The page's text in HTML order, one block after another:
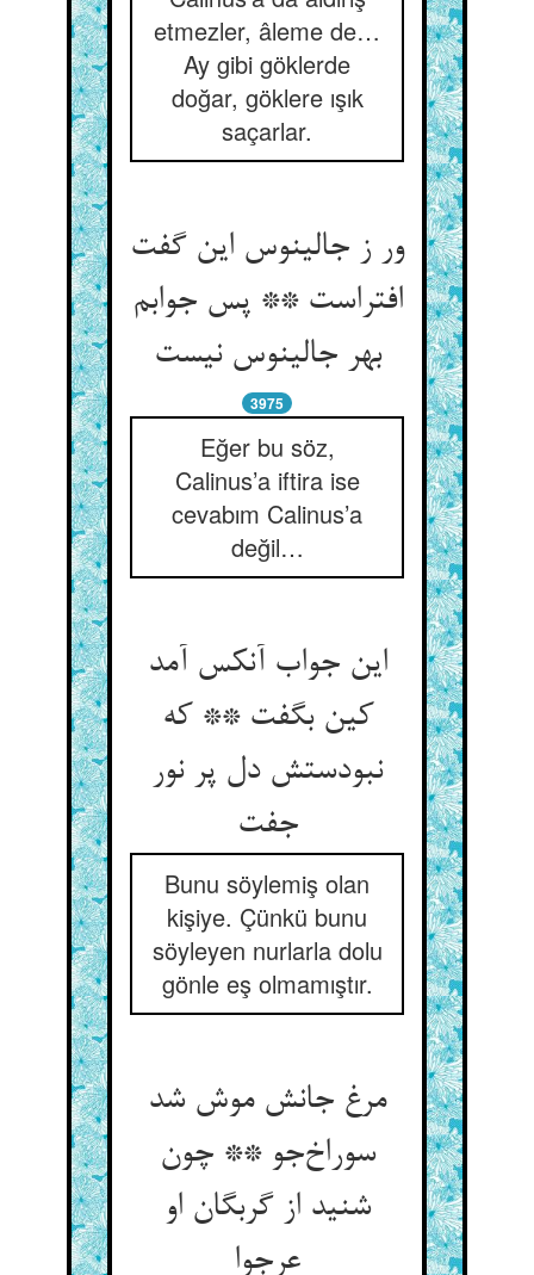
etmezler, âleme de…
Ay gibi göklerde
doğar, göklere ışık
saçarlar.
ور ز جالینوس این گفت
افتراست ** پس جوابم
بهر جالینوس نیست
3975
Eğer bu söz,
Calinus’a iftira ise
cevabım Calinus’a
değil…
این جواب آنکس آمد
کین بگفت ** که
نبودستش دل پر نور
جفت
Bunu söylemiş olan
kişiye. Çünkü bunu
söyleyen nurlarla dolu
gönle eş olmamıştır.
مرغ جانش موش شد
سوراخ‌جو ** چون
شنید از گربگان او
عرجوا